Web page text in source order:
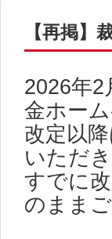
【再掲】
2026年2
金ホー
改定以
いただ
すでに
のまま